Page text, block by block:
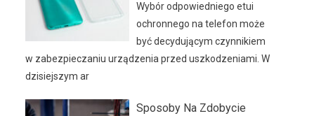
Wybór odpowiedniego etui
ochronnego na telefon może
być decydującym czynnikiem
w zabezpieczaniu urządzenia przed uszkodzeniami. W
dzisiejszym ar
Sposoby Na Zdobycie